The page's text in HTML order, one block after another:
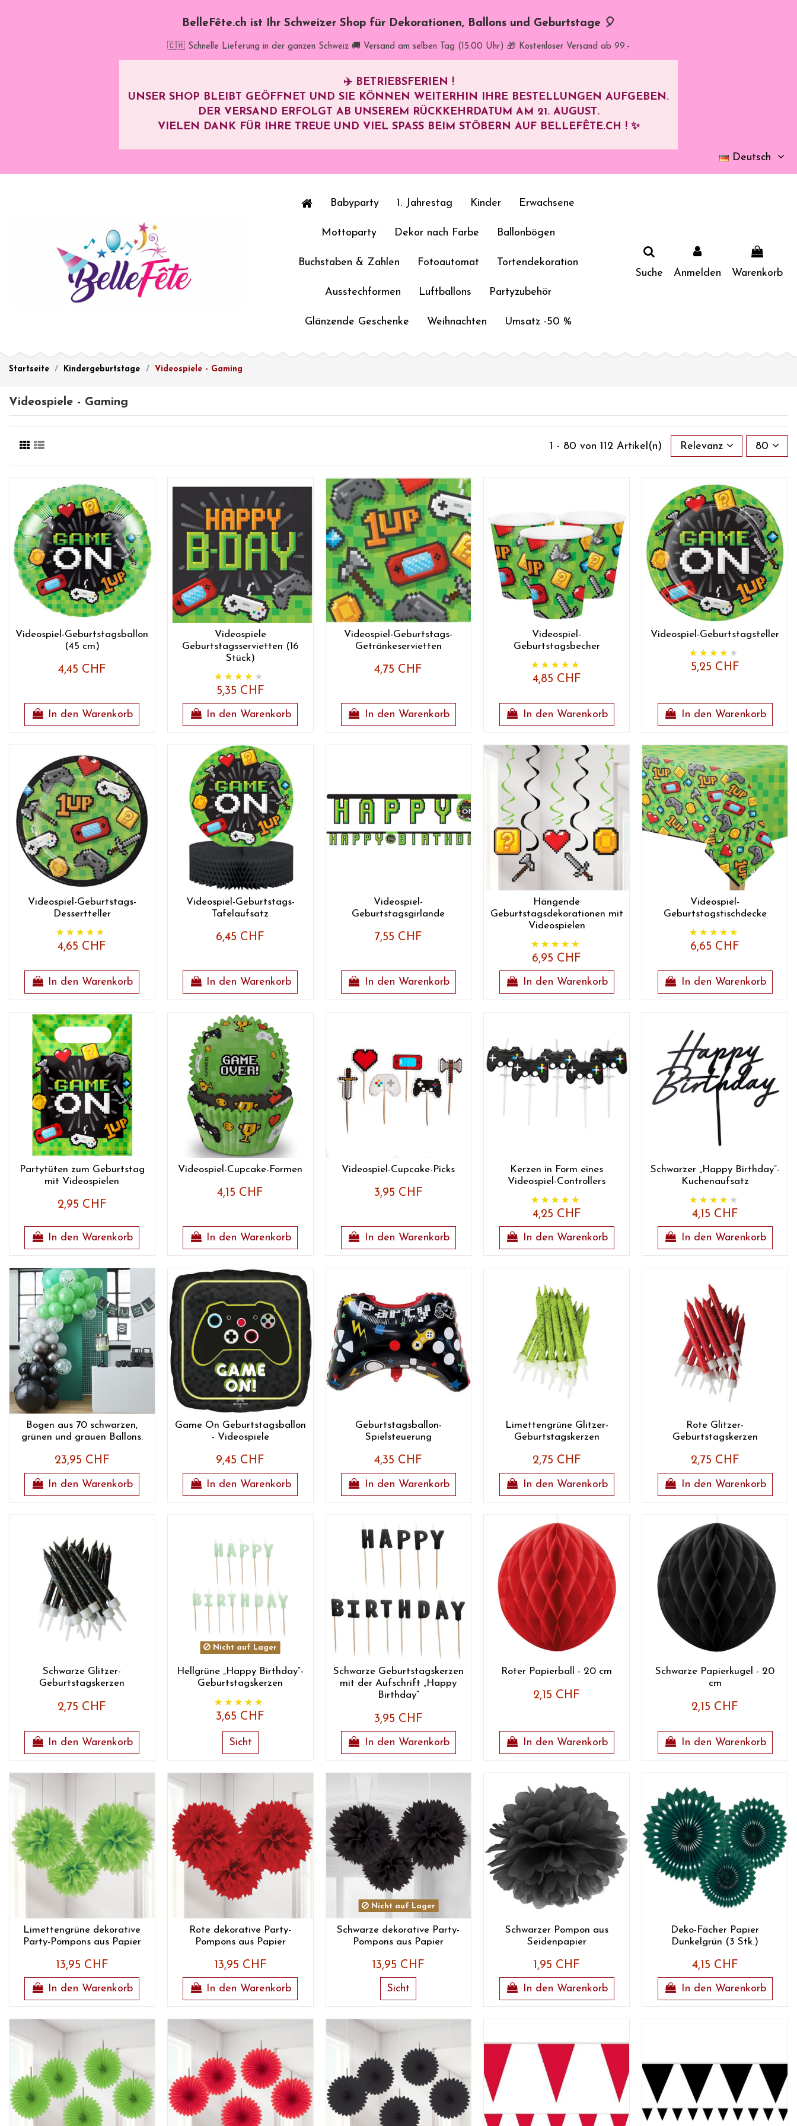
BelleFête.ch ist Ihr Schweizer Shop für Dekorationen, Ballons und Geburtstage 🎈
🇨🇭 Schnelle Lieferung in der ganzen Schweiz 🚚 Versand am selben Tag (15:00 Uhr) 🎁 Kostenloser Versand ab 99.-
✈️ BETRIEBSFERIEN !
UNSER SHOP BLEIBT GEÖFFNET UND SIE KÖNNEN WEITERHIN IHRE BESTELLUNGEN AUFGEBEN.
DER VERSAND ERFOLGT AB UNSEREM RÜCKKEHRDATUM AM 21. AUGUST.
VIELEN DANK FÜR IHRE TREUE UND VIEL SPASS BEIM STÖBERN AUF BELLEFÊTE.CH ! ✨
Deutsch
Babyparty 1. Jahrestag Kinder Erwachsene
Mottoparty Dekor nach Farbe Ballonbögen
Buchstaben & Zahlen Fotoautomat Tortendekoration
Ausstechformen Luftballons Partyzubehör
Glänzende Geschenke Weihnachten Umsatz -50 %
Suche Anmelden Warenkorb
Startseite Kindergeburtstage Videospiele - Gaming
Videospiele - Gaming
1 - 80 von 112 Artikel(n) Relevanz 80
Videospiel-Geburtstagsballon
(45 cm)
4,45 CHF
In den Warenkorb
Videospiele
Geburtstagsservietten (16
Stück)
5,35 CHF
In den Warenkorb
Videospiel-Geburtstags-
Getränkeservietten
4,75 CHF
In den Warenkorb
Videospiel-
Geburtstagsbecher
4,85 CHF
In den Warenkorb
Videospiel-Geburtstagsteller
5,25 CHF
In den Warenkorb
Videospiel-Geburtstags-
Dessertteller
4,65 CHF
In den Warenkorb
Videospiel-Geburtstags-
Tafelaufsatz
6,45 CHF
In den Warenkorb
Videospiel-
Geburtstagsgirlande
7,55 CHF
In den Warenkorb
Hängende
Geburtstagsdekorationen mit
Videospielen
6,95 CHF
In den Warenkorb
Videospiel-
Geburtstagstischdecke
6,65 CHF
In den Warenkorb
Partytüten zum Geburtstag
mit Videospielen
2,95 CHF
In den Warenkorb
Videospiel-Cupcake-Formen
4,15 CHF
In den Warenkorb
Videospiel-Cupcake-Picks
3,95 CHF
In den Warenkorb
Kerzen in Form eines
Videospiel-Controllers
4,25 CHF
In den Warenkorb
Schwarzer „Happy Birthday“-
Kuchenaufsatz
4,15 CHF
In den Warenkorb
Bogen aus 70 schwarzen,
grünen und grauen Ballons.
23,95 CHF
In den Warenkorb
Game On Geburtstagsballon
- Videospiele
9,45 CHF
In den Warenkorb
Geburtstagsballon-
Spielsteuerung
4,35 CHF
In den Warenkorb
Limettengrüne Glitzer-
Geburtstagskerzen
2,75 CHF
In den Warenkorb
Rote Glitzer-
Geburtstagskerzen
2,75 CHF
In den Warenkorb
Schwarze Glitzer-
Geburtstagskerzen
2,75 CHF
In den Warenkorb
Nicht auf Lager
Hellgrüne „Happy Birthday“-
Geburtstagskerzen
3,65 CHF
Sicht
Schwarze Geburtstagskerzen
mit der Aufschrift „Happy
Birthday“
3,95 CHF
In den Warenkorb
Roter Papierball - 20 cm
2,15 CHF
In den Warenkorb
Schwarze Papierkugel - 20
cm
2,15 CHF
In den Warenkorb
Limettengrüne dekorative
Party-Pompons aus Papier
13,95 CHF
In den Warenkorb
Rote dekorative Party-
Pompons aus Papier
13,95 CHF
In den Warenkorb
Nicht auf Lager
Schwarze dekorative Party-
Pompons aus Papier
13,95 CHF
Sicht
Schwarzer Pompon aus
Seidenpapier
1,95 CHF
In den Warenkorb
Deko-Fächer Papier
Dunkelgrün (3 Stk.)
4,15 CHF
In den Warenkorb